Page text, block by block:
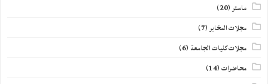
ماستر(20)
مجلات المخابر(7)
مجلات كليات الجامعة (6)
محاضرات(14)